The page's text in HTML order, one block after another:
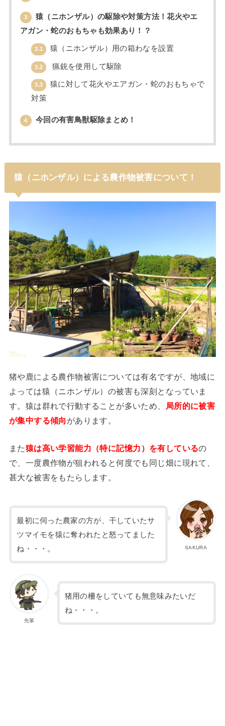
3
猿（ニホンザル）の駆除や対策方法！花火やエ
アガン・蛇のおもちゃも効果あり！？
3.1 猿（ニホンザル）用の箱わなを設置
3.2 猟銃を使用して駆除
3.3
猿に対して花火やエアガン・蛇のおもちゃで
対策
4 今回の有害鳥獣駆除まとめ！
猿（ニホンザル）による農作物被害について！
猪や鹿による農作物被害については有名ですが、地域に
よっては猿（ニホンザル）の被害も深刻となっていま
す。猿は群れで行動することが多いため、
局所的に被害
が集中する傾向 があります。
また猿は高い学習能力（特に記憶力）を有しているの
で、一度農作物が狙われると何度でも同じ畑に現れて、
甚大な被害をもたらします。
SAKURA
最初に伺った農家の方が、干していたサ
ツマイモを猿に奪われたと怒ってました
ね・・・。
先輩
猪用の柵をしていても無意味みたいだ
ね・・・。